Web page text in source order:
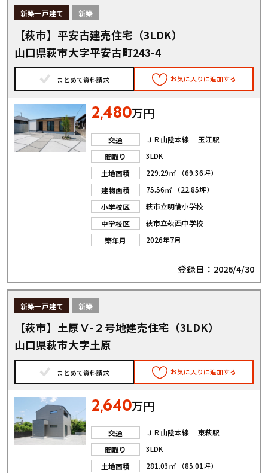
新築一戸建て 新築
【萩市】平安古建売住宅（3LDK）
山口県萩市大字平安古町243-4
まとめて資料請求 お気に入りに追加する
2,480万円
交通
ＪＲ山陰本線 玉江駅
間取り
3LDK
土地面積
229.29㎡ （69.36坪）
建物面積
75.56㎡ （22.85坪）
小学校区
萩市立明倫小学校
中学校区
萩市立萩西中学校
築年月
2026年7月
登録日：2026/4/30
新築一戸建て 新築
【萩市】土原Ⅴ-２号地建売住宅（3LDK）
山口県萩市大字土原
まとめて資料請求 お気に入りに追加する
2,640万円
交通
ＪＲ山陰本線 東萩駅
間取り
3LDK
土地面積
281.03㎡ （85.01坪）